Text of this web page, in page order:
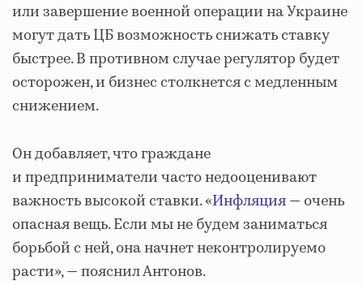
или завершение военной операции на Украине
могут дать ЦБ возможность снижать ставку
быстрее. В противном случае регулятор будет
осторожен, и бизнес столкнется с медленным
снижением.
Он добавляет, что граждане
и предприниматели часто недооценивают
важность высокой ставки. «Инфляция— очень
опасная вещь. Если мы не будем заниматься
борьбой с ней, она начнет неконтролируемо
расти», — пояснил Антонов.